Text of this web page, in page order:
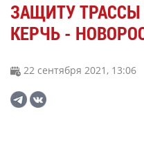
ЗАЩИТУ
КЕРЧЬ -
22 сентября 2021, 13:06